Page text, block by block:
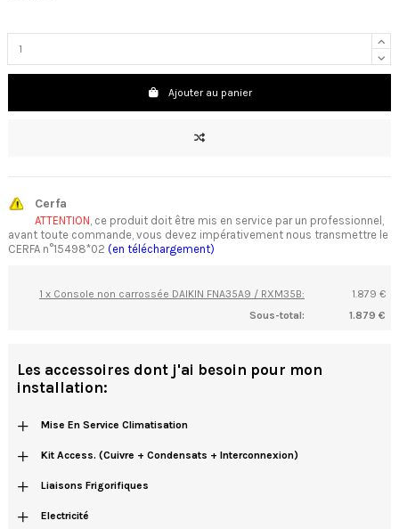
Ajouter au panier
Cerfa
ATTENTION , ce produit doit être mis en service par un professionnel,
avant toute commande, vous devez impérativement nous transmettre le
CERFA n°15498*02 (en téléchargement)
1 x Console non carrossée DAIKIN FNA35A9 / RXM35B:
1.879 €
Sous-total:
1.879 €
Les accessoires dont j'ai besoin pour mon
installation:
+ Mise En Service Climatisation
+ Kit Access. (cuivre + Condensats + Interconnexion)
+ Liaisons Frigorifiques
+ Electricité